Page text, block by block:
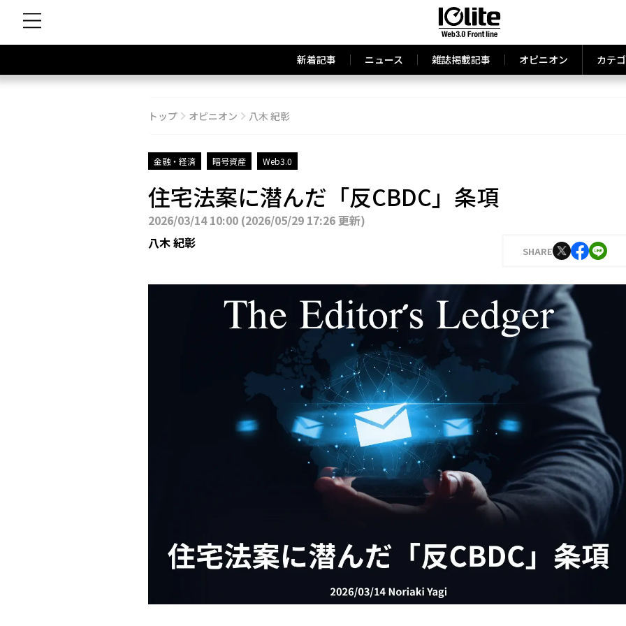
新着記事 ニュース 雑誌掲載記事 オピニオン カテ
トップ オピニオン 八木 紀彰
金融・経済 暗号資産 Web3.0
住宅法案に潜んだ「反CBDC」条項
2026/03/14 10:00(2026/05/29 17:26 更新)
八木 紀彰
SHARE